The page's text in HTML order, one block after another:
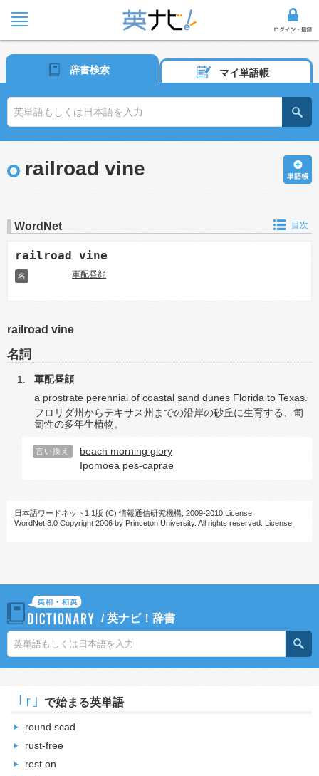
辞書検索 マイ単語帳
railroad vine
WordNet 目次
railroad vine
名 軍配昼顔
railroad vine
名詞
軍配昼顔
a prostrate perennial of coastal sand dunes Florida to Texas.
フロリダ州からテキサス州までの沿岸の砂丘に生育する、匍
匐性の多年生植物。
言い換え
beach morning glory
Ipomoea pes-caprae
日本語ワードネット1.1版 (C) 情報通信研究機構, 2009-2010 License
WordNet 3.0 Copyright 2006 by Princeton University. All rights reserved. License
/英ナビ！辞書
｢r｣ で始まる英単語
round scad
rust-free
rest on